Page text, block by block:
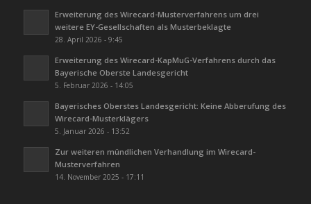
Erweiterung des Wirecard-Musterverfahrens um drei
weitere EY-Gesellschaften als Musterbeklagte
28. April 2026 - 9:45
Erweiterung des Wirecard-KapMuG-Verfahrens durch das
Bayerische Oberste Landesgericht
5. Februar 2026 - 14:05
Bayerisches Oberstes Landesgericht: Keine Abberufung des
Wirecard-Musterklägers
5. Januar 2026 - 13:52
Zur weiteren mündlichen Verhandlung im Wirecard-
Musterverfahren
14. November 2025 - 17:11